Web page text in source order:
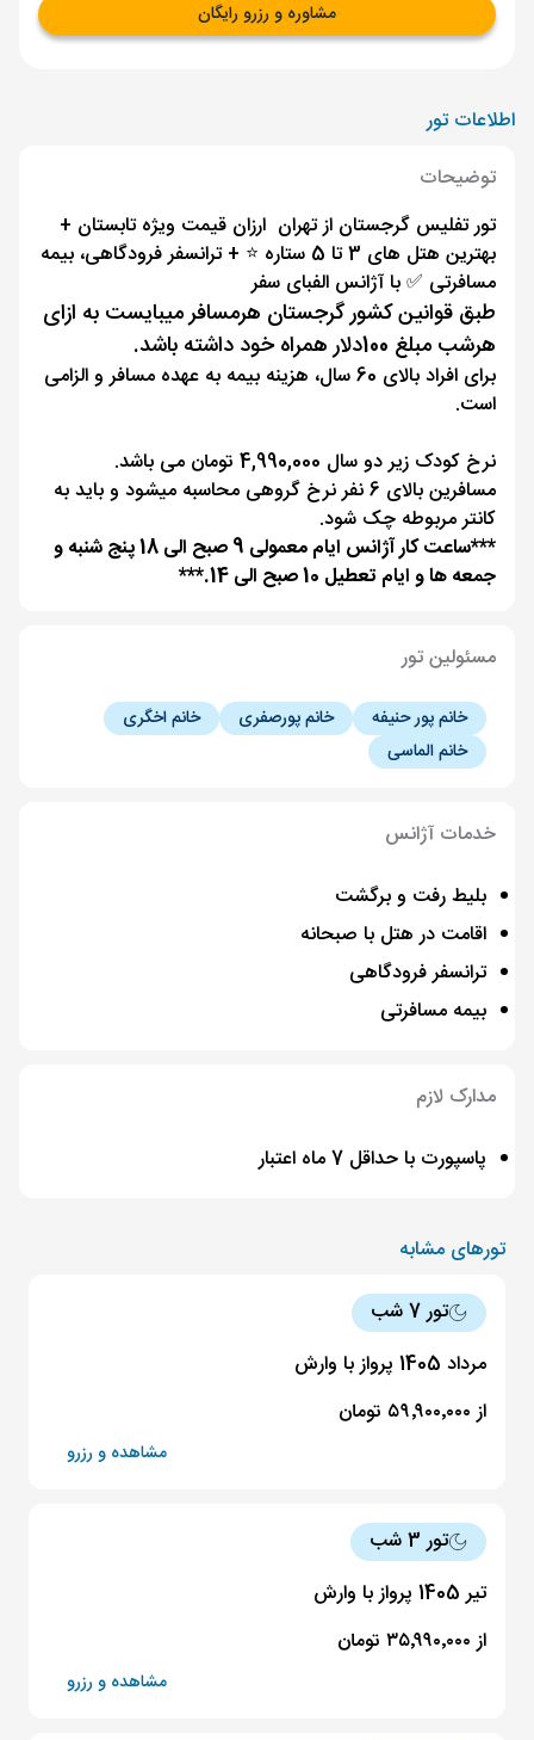
مشاوره و رزرو رایگان
اطلاعات تور
توضیحات
تور تفلیس گرجستان از تهران ارزان قیمت ویژه تابستان +
بهترین هتل های 3 تا 5 ستاره ⭐️ + ترانسفر فرودگاهی، بیمه
مسافرتی ✅ با آژانس الفبای سفر
طبق قوانین کشور گرجستان هرمسافر میبایست به ازای
هرشب مبلغ 100دلار همراه خود داشته باشد.
برای افراد بالای 60 سال، هزینه بیمه به عهده مسافر و الزامی
است.
نرخ کودک زیر دو سال 4,990,000 تومان می باشد.
مسافرین بالای 6 نفر نرخ گروهی محاسبه میشود و باید به
کانتر مربوطه چک شود.
***ساعت کار آژانس ایام معمولی 9 صبح الی 18 پنج شنبه و
جمعه ها و ایام تعطیل 10 صبح الی 14.***
مسئولین تور
خانم پور حنیفه خانم پورصفری
خانم اخگری
خانم الماسی
خدمات آژانس
بلیط رفت و برگشت
اقامت در هتل با صبحانه
ترانسفر فرودگاهی
بیمه مسافرتی
مدارک لازم
پاسپورت با حداقل 7 ماه اعتبار
تورهای مشابه
تور 7 شب
مرداد 1405 پرواز با وارش
از ۵۹٬۹۰۰٬۰۰۰ تومان
مشاهده و رزرو
تور 3 شب
تیر 1405 پرواز با وارش
از ۳۵٬۹۹۰٬۰۰۰ تومان
مشاهده و رزرو